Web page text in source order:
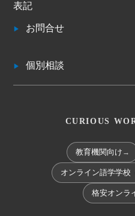
表記
お問合せ
個別相談
CURIOUS
教育機関向け →
オンライン語学学校
格安オンラ